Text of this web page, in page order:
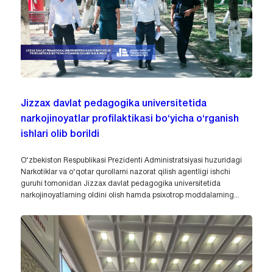
Jizzax davlat pedagogika universitetida
narkojinoyatlar profilaktikasi bo‘yicha o‘rganish
ishlari olib borildi
O‘zbekiston Respublikasi Prezidenti Administratsiyasi huzuridagi
Narkotiklar va o‘qotar qurollarni nazorat qilish agentligi ishchi
guruhi tomonidan Jizzax davlat pedagogika universitetida
narkojinoyatlarning oldini olish hamda psixotrop moddalarning...